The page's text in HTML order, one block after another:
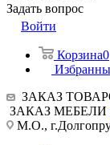
Задать вопрос
Войти
Корзина0
ЗАКАЗ
ЗАКАЗ МЕБЕЛИ
М.О.,